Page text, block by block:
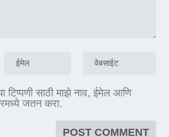
टिप्पणी साठी माझे नाव, ईमेल आणि
जतन करा.